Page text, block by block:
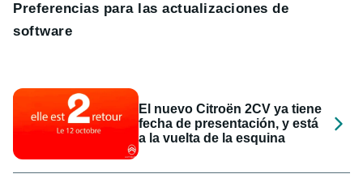
Preferencias para las actualizaciones de
software
El nuevo Citroën 2CV ya tiene
fecha de presentación, y está
a la vuelta de la esquina